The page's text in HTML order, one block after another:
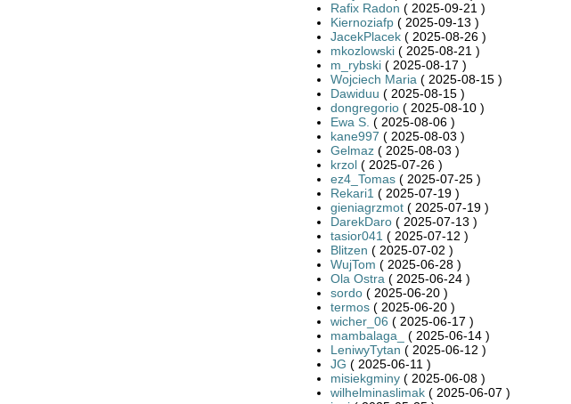
Rafix Radon ( 2025-09-21 )
Kiernoziafp( 2025-09-13 )
JacekPlacek( 2025-08-26 )
mkozlowski( 2025-08-21 )
m_rybski( 2025-08-17 )
Wojciech Maria ( 2025-08-15 )
Dawiduu ( 2025-08-15 )
dongregorio( 2025-08-10 )
Ewa S. ( 2025-08-06 )
kane997 ( 2025-08-03 )
Gelmaz( 2025-08-03 )
krzol( 2025-07-26 )
ez4_Tomas( 2025-07-25 )
Rekari1 ( 2025-07-19 )
gieniagrzmot( 2025-07-19 )
DarekDaro( 2025-07-13 )
tasior041 ( 2025-07-12 )
Blitzen ( 2025-07-02 )
WujTom ( 2025-06-28 )
Ola Ostra ( 2025-06-24 )
sordo( 2025-06-20 )
termos( 2025-06-20 )
wicher_06 ( 2025-06-17 )
mambalaga_
( 2025-06-14 )
LeniwyTytan ( 2025-06-12 )
JG ( 2025-06-11 )
misiekgminy( 2025-06-08 )
wilhelminaslimak( 2025-06-07 )